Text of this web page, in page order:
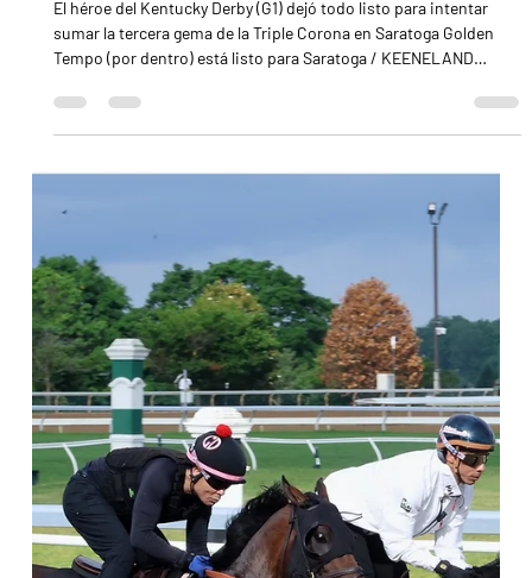
1 jun 3 min de lectura
El tercero del Kentucky Derby y cuarto en el Preakness apuntará
ahora al Ohio Derby; el Belmont pierde un protagonista y el
panorama queda aún más favorable para Golden Tempo y los
principales referentes de la generación SARATOGA SPRINGS,
New York (Especial para Turf Diario).- El camino de Ocelli dentro
de la Triple Corona estadounidense llegó a su fin antes de
tiempo. El pupilo de Whit Beckman, una de las grandes
revelaciones de la temporada, no será de la partida el próximo